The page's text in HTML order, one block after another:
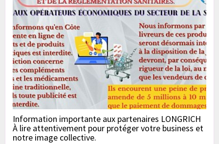
Information importante aux partenaires LONGRICH
À lire attentivement pour protéger votre business et
notre image collective.